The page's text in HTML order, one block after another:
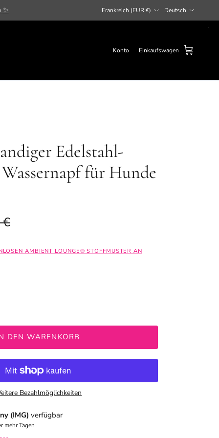
✨ Frankreich (EUR €) Deutsch
Konto Einkaufswagen
Edelstahl-
für Hunde
Preis
€
AMBIENT LOUNGE® STOFFMUSTER AN
DEN WARENKORB
Bezahlmöglichkeiten
(IMG) verfügbar
mehr Tagen